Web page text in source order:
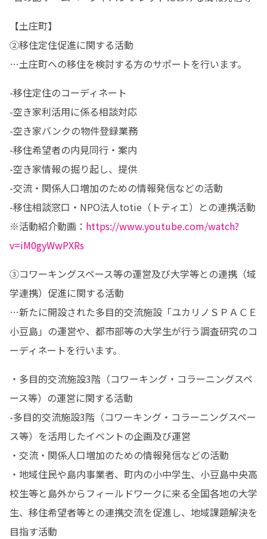
【土庄町】
②移住定住促進に関する活動
…土庄町への移住を検討する方のサポートを行います。
-移住定住のコーディネート
-空き家利活用に係る相談対応
-空き家バンクの物件登録業務
-移住希望者の内見同行・案内
-空き家情報の掘り起し、提供
-交流・関係人口増加のための情報発信などの活動
-移住相談窓口・NPO法人totie（トティエ）との連携活動
※活動紹介動画： https://www.youtube.com/watch?
v=iM0gyWwPXRs
③コワーキングスペース等の運営及び大学等との連携（域
学連携）促進に関する活動
…新たに開設された多目的交流施設「ユカリノＳＰＡＣＥ
小豆島」の運営や、都市部等の大学生が行う調査研究のコ
ーディネートを行います。
・多目的交流施設3階（コワーキング・コラーニングスペ
ース等）の運営に関する活動
-多目的交流施設3階（コワーキング・コラーニングスペー
ス等）を活用したイベントの企画及び運営
・交流・関係人口増加のための情報発信などの活動
・地域住民や島内事業者、町内の小中学生、小豆島中央高
校生等と島外からフィールドワークに来る全国各地の大学
生、移住希望者等との連携交流を促進し、地域課題解決を
目指す活動